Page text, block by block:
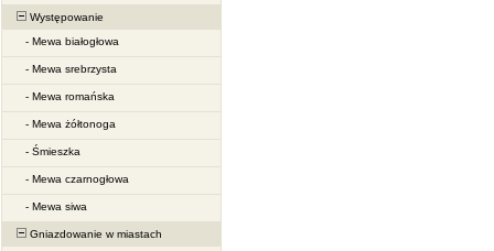
Występowanie
- Mewa białogłowa
- Mewa srebrzysta
- Mewa romańska
- Mewa żółtonoga
- Śmieszka
- Mewa czarnogłowa
- Mewa siwa
Gniazdowanie w miastach